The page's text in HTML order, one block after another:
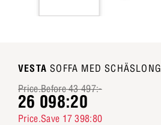
VESTA SOFFA MED SCHÄSLONG
Price.Before 43 497:-
26 098:20
Price.Save 17 398:80